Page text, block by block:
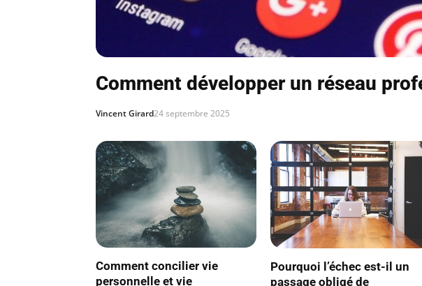
Comment développer un réseau
Vincent Girard24 septembre 2025
Comment concilier vie
personnelle et vie
Pourquoi l’échec est-il un
passage obligé de